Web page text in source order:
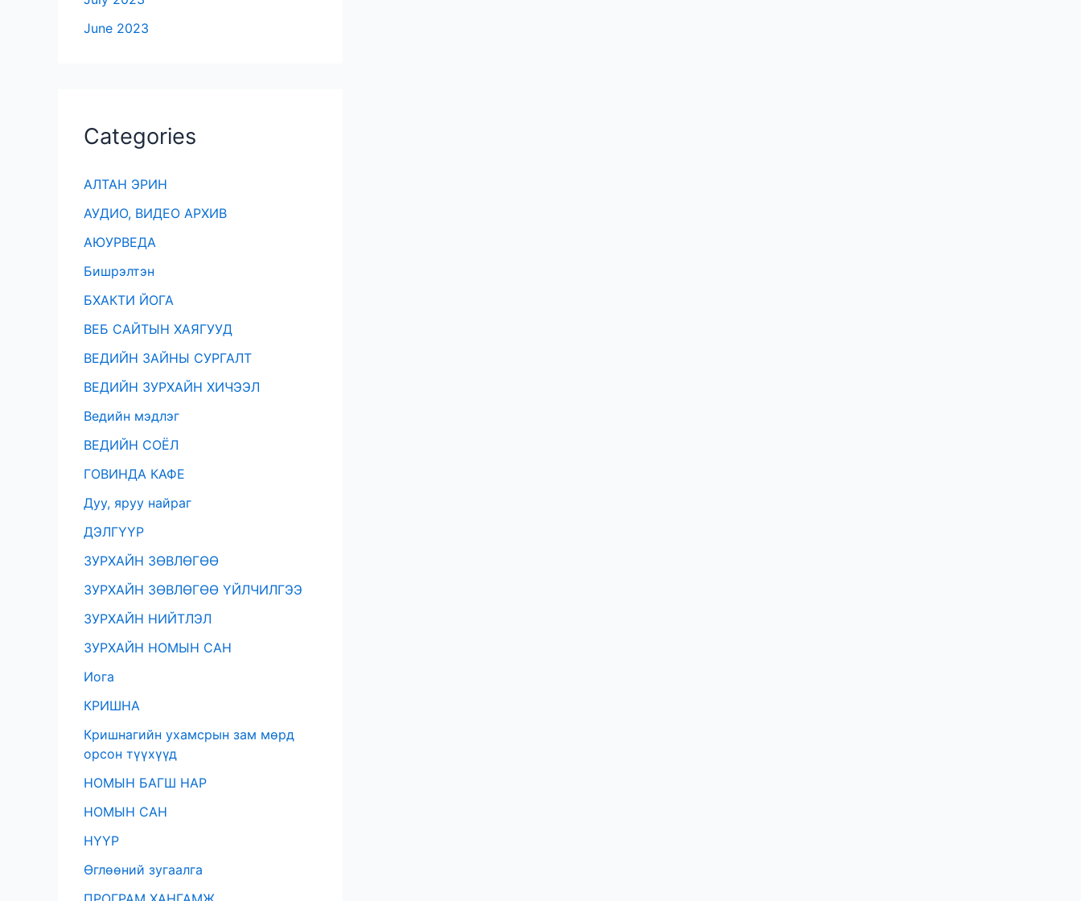
June 2023
Categories
АЛТАН ЭРИН
АУДИО, ВИДЕО АРХИВ
АЮУРВЕДА
Бишрэлтэн
БХАКТИ ЙОГА
ВЕБ САЙТЫН ХАЯГУУД
ВЕДИЙН ЗАЙНЫ СУРГАЛТ
ВЕДИЙН ЗУРХАЙН ХИЧЭЭЛ
Ведийн мэдлэг
ВЕДИЙН СОЁЛ
ГОВИНДА КАФЕ
Дуу, яруу найраг
ДЭЛГҮҮР
ЗУРХАЙН ЗӨВЛӨГӨӨ
ЗУРХАЙН ЗӨВЛӨГӨӨ ҮЙЛЧИЛГЭЭ
ЗУРХАЙН НИЙТЛЭЛ
ЗУРХАЙН НОМЫН САН
Иога
КРИШНА
Кришнагийн ухамсрын зам мөрд
орсон түүхүүд
НОМЫН БАГШ НАР
НОМЫН САН
НҮҮР
Өглөөний зугаалга